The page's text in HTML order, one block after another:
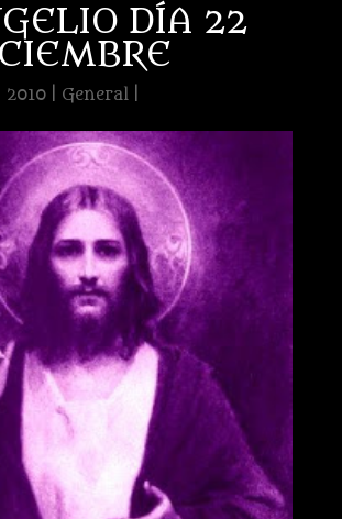
DÍA 22
2010| General|